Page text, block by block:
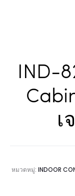
IND-
หมวดหมู่: INDOOR